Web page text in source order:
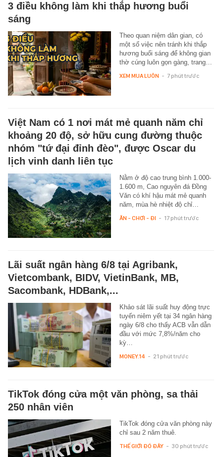
3 điều không làm khi thắp hương buổi
sáng
Theo quan niệm dân gian, có
một số việc nên tránh khi thắp
hương buổi sáng để không gian
thờ cúng luôn gọn gàng, trang…
XEM MUA LUÔN - 7 phút trước
Việt Nam có 1 nơi mát mẻ quanh năm chỉ
khoảng 20 độ, sở hữu cung đường thuộc
nhóm "tứ đại đỉnh đèo", được Oscar du
lịch vinh danh liên tục
Nằm ở độ cao trung bình 1.000-
1.600 m, Cao nguyên đá Đồng
Văn có khí hậu mát mẻ quanh
năm, mùa hè nhiệt độ chỉ…
ĂN - CHƠI - ĐI - 17 phút trước
Lãi suất ngân hàng 6/8 tại Agribank,
Vietcombank, BIDV, VietinBank, MB,
Sacombank, HDBank,...
Khảo sát lãi suất huy động trực
tuyến niêm yết tại 34 ngân hàng
ngày 6/8 cho thấy ACB vẫn dẫn
đầu với mức 7,8%/năm cho
kỳ…
MONEY.14 - 21 phút trước
TikTok đóng cửa một văn phòng, sa thải
250 nhân viên
TikTok đóng cửa văn phòng này
chỉ sau 2 năm thuê.
THẾ GIỚI ĐÓ ĐÂY - 30 phút trước